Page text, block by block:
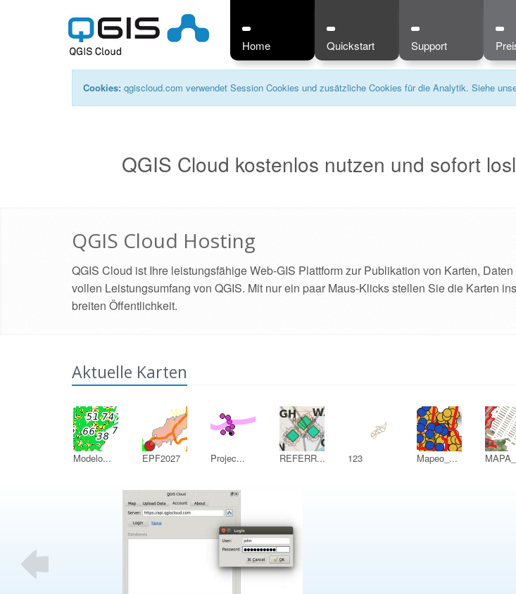
Home Quickstart Support
Cookies: qgiscloud.com verwendet Session Cookies und zusätzliche Cookies für die Analytik. Siehe
QGIS Cloud kostenlos nutzen und sofort
QGIS Cloud Hosting
QGIS Cloud ist Ihre leistungsfähige Web-GIS Plattform zur Publikation von Karten,
vollen Leistungsumfang von QGIS. Mit nur ein paar Maus-Klicks stellen Sie die Karten
breiten Öffentlichkeit.
Aktuelle Karten
Modelo... EPF2027 Projec... REFERR... 123 Mapeo_...